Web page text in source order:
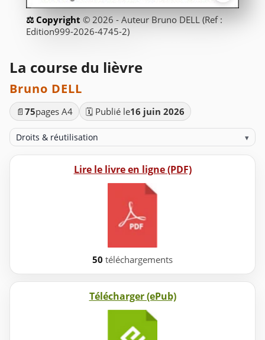
© 2026 - Auteur Bruno DELL (Ref :
Edition999-2026-4745-2)
La course du lièvre
Bruno DELL
📄 75pages A4 🗓️ Publié le16 juin 2026
Droits & réutilisation ▾
Lire le livre en ligne (PDF)
50 téléchargements
Télécharger (ePub)